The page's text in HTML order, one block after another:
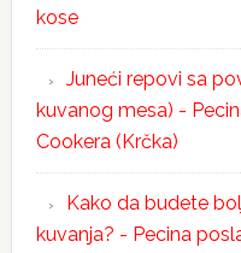
kose
Juneći repovi sa
kuvanog mesa) -
Cookera (Krčka)
Kako da budete
kuvanja? - Pecina